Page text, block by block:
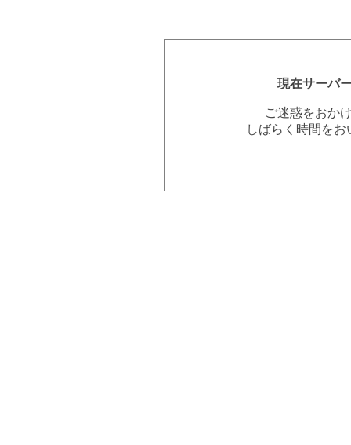
現在サーバ
ご迷惑をおか
しばらく時間を